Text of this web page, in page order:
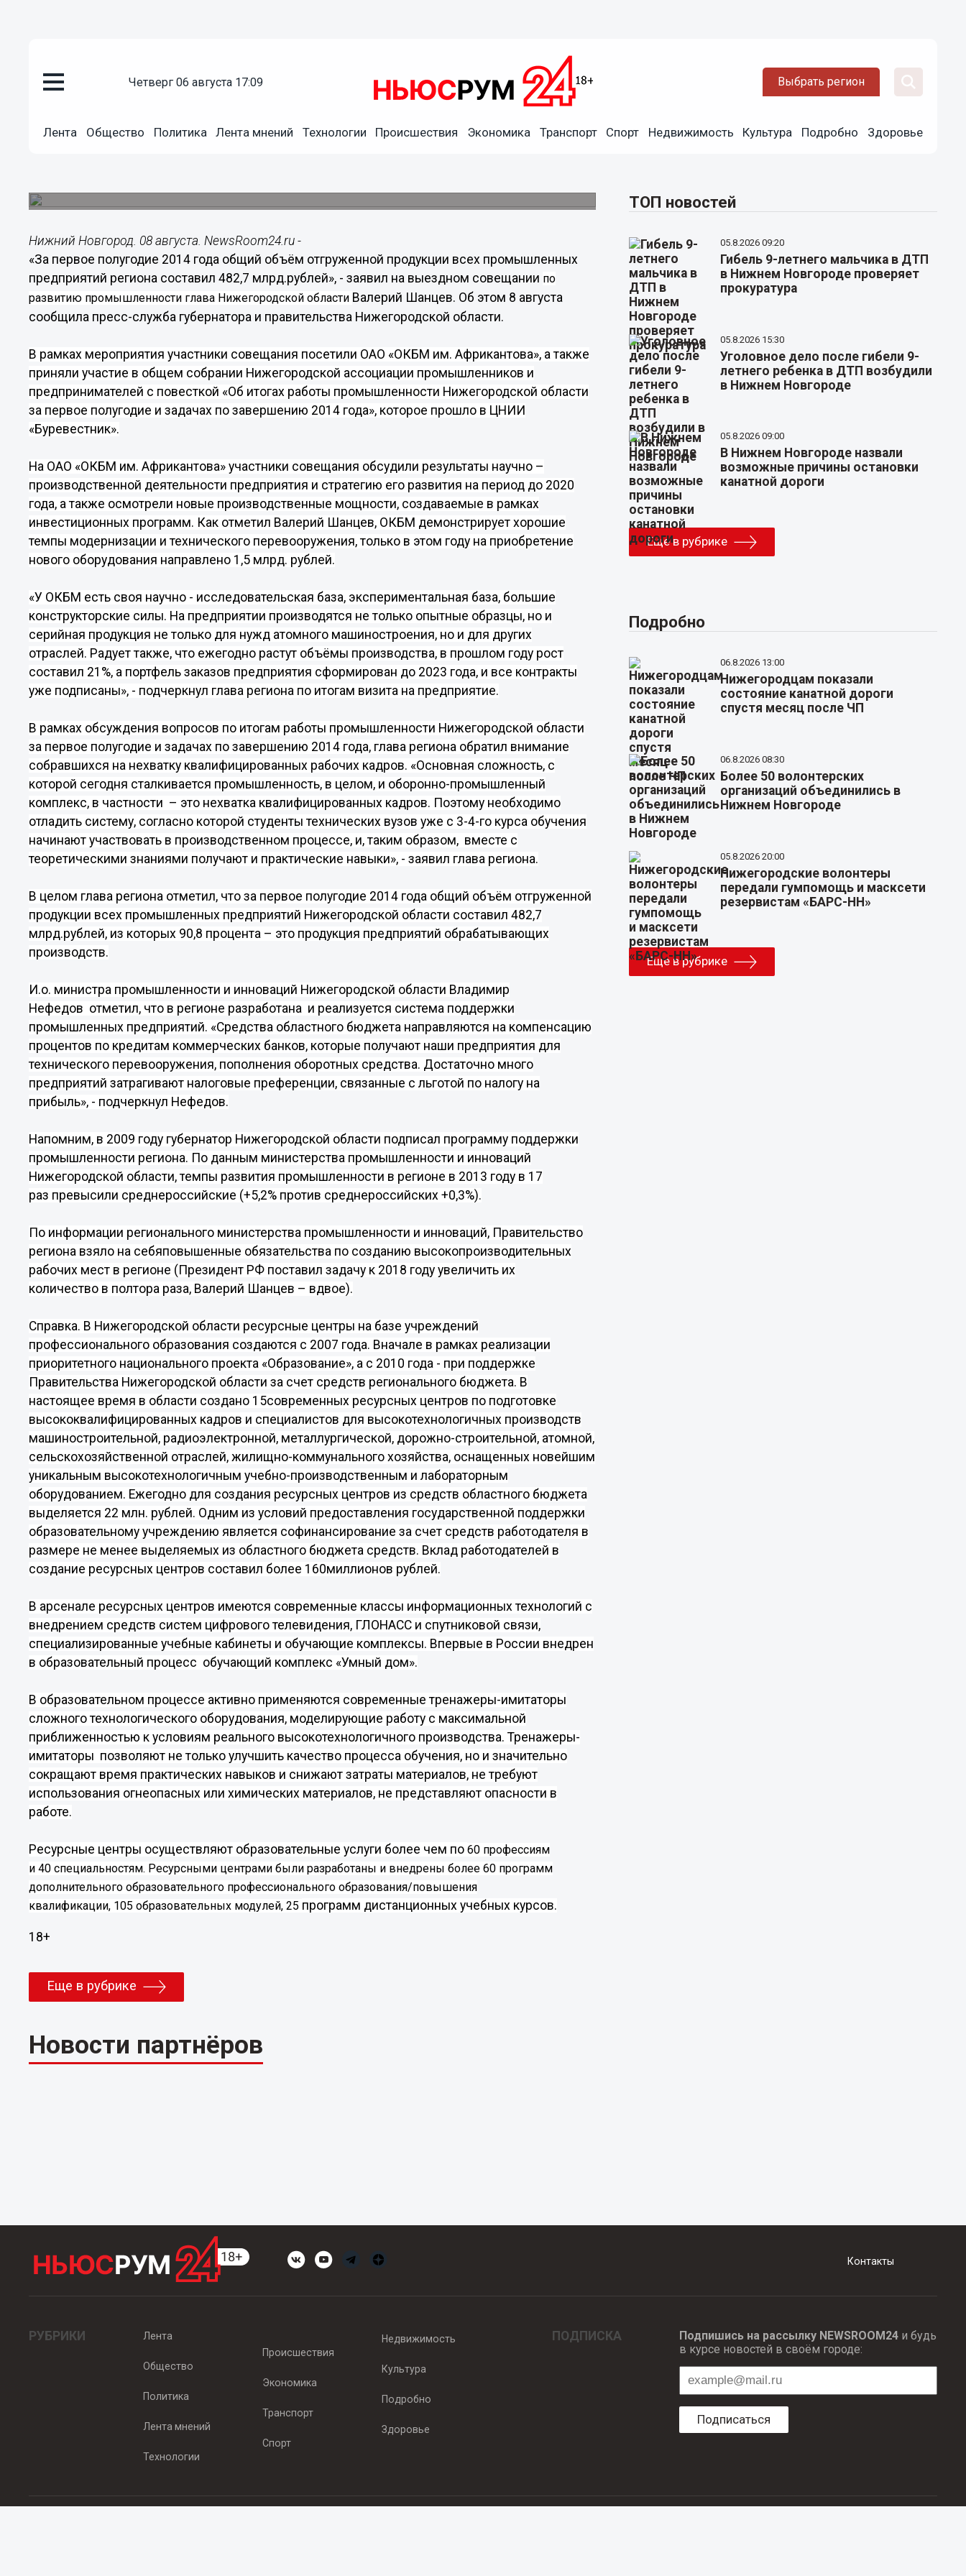
четверг 06 августа 17:09 Выбрать регион
Лента Общество Политика Лента мнений Технологии Происшествия Экономика Транспорт Спорт Недвижимость Культура Подробно Здоровье
08.08.2014 16:52
За первое полугодие общий объём отгруженной продукции
промышленных предприятий региона составил 482,7
Нижний Новгород. 08 августа. NewsRoom24.ru -
«За первое полугодие 2014 года общий объём отгруженной продукции всех промышленных
предприятий региона составил 482,7 млрд.рублей», - заявил на выездном совещании по
развитию промышленности глава Нижегородской области Валерий Шанцев. Об этом 8 августа
сообщила пресс-служба губернатора и правительства Нижегородской области.
В рамках мероприятия участники совещания посетили ОАО «ОКБМ им. Африкантова», а также
приняли участие в общем собрании Нижегородской ассоциации промышленников и
предпринимателей с повесткой «Об итогах работы промышленности Нижегородской области
за первое полугодие и задачах по завершению 2014 года», которое прошло в ЦНИИ
«Буревестник».
На ОАО «ОКБМ им. Африкантова» участники совещания обсудили результаты научно –
производственной деятельности предприятия и стратегию его развития на период до 2020
года, а также осмотрели новые производственные мощности, создаваемые в рамках
инвестиционных программ. Как отметил Валерий Шанцев, ОКБМ демонстрирует хорошие
темпы модернизации и технического перевооружения, только в этом году на приобретение
нового оборудования направлено 1,5 млрд. рублей.
«У ОКБМ есть своя научно - исследовательская база, экспериментальная база, большие
конструкторские силы. На предприятии производятся не только опытные образцы, но и
серийная продукция не только для нужд атомного машиностроения, но и для других
отраслей. Радует также, что ежегодно растут объёмы производства, в прошлом году рост
составил 21%, а портфель заказов предприятия сформирован до 2023 года, и все контракты
уже подписаны», - подчеркнул глава региона по итогам визита на предприятие.
В рамках обсуждения вопросов по итогам работы промышленности Нижегородской области
за первое полугодие и задачах по завершению 2014 года, глава региона обратил внимание
собравшихся на нехватку квалифицированных рабочих кадров. «Основная сложность, с
которой сегодня сталкивается промышленность, в целом, и оборонно-промышленный
комплекс, в частности – это нехватка квалифицированных кадров. Поэтому необходимо
отладить систему, согласно которой студенты технических вузов уже с 3-4-го курса обучения
начинают участвовать в производственном процессе, и, таким образом, вместе с
теоретическими знаниями получают и практические навыки», - заявил глава региона.
В целом глава региона отметил, что за первое полугодие 2014 года общий объём отгруженной
продукции всех промышленных предприятий Нижегородской области составил 482,7
млрд.рублей, из которых 90,8 процента – это продукция предприятий обрабатывающих
производств.
И.о. министра промышленности и инноваций Нижегородской области Владимир
Нефедов отметил, что в регионе разработана и реализуется система поддержки
промышленных предприятий. «Средства областного бюджета направляются на компенсацию
процентов по кредитам коммерческих банков, которые получают наши предприятия для
технического перевооружения, пополнения оборотных средства. Достаточно много
предприятий затрагивают налоговые преференции, связанные с льготой по налогу на
прибыль», - подчеркнул Нефедов.
Напомним, в 2009 году губернатор Нижегородской области подписал программу поддержки
промышленности региона. По данным министерства промышленности и инноваций
Нижегородской области, темпы развития промышленности в регионе в 2013 году в 17
раз превысили среднероссийские (+5,2% против среднероссийских +0,3%).
По информации регионального министерства промышленности и инноваций, Правительство
региона взяло на себяповышенные обязательства по созданию высокопроизводительных
рабочих мест в регионе (Президент РФ поставил задачу к 2018 году увеличить их
количество в полтора раза, Валерий Шанцев – вдвое).
Справка. В Нижегородской области ресурсные центры на базе учреждений
профессионального образования создаются с 2007 года. Вначале в рамках реализации
приоритетного национального проекта «Образование», а с 2010 года - при поддержке
Правительства Нижегородской области за счет средств регионального бюджета. В
настоящее время в области создано 15современных ресурсных центров по подготовке
высококвалифицированных кадров и специалистов для высокотехнологичных производств
машиностроительной, радиоэлектронной, металлургической, дорожно-строительной, атомной,
сельскохозяйственной отраслей, жилищно-коммунального хозяйства, оснащенных новейшим
уникальным высокотехнологичным учебно-производственным и лабораторным
оборудованием. Ежегодно для создания ресурсных центров из средств областного бюджета
выделяется 22 млн. рублей. Одним из условий предоставления государственной поддержки
образовательному учреждению является софинансирование за счет средств работодателя в
размере не менее выделяемых из областного бюджета средств. Вклад работодателей в
создание ресурсных центров составил более 160миллионов рублей.
В арсенале ресурсных центров имеются современные классы информационных технологий с
внедрением средств систем цифрового телевидения, ГЛОНАСС и спутниковой связи,
специализированные учебные кабинеты и обучающие комплексы. Впервые в России внедрен
в образовательный процесс обучающий комплекс «Умный дом».
В образовательном процессе активно применяются современные тренажеры-имитаторы
сложного технологического оборудования, моделирующие работу с максимальной
приближенностью к условиям реального высокотехнологичного производства. Тренажеры-
имитаторы позволяют не только улучшить качество процесса обучения, но и значительно
сокращают время практических навыков и снижают затраты материалов, не требуют
использования огнеопасных или химических материалов, не представляют опасности в
работе.
Ресурсные центры осуществляют образовательные услуги более чем по 60 профессиям
и 40 специальностям. Ресурсными центрами были разработаны и внедрены более 60 программ
дополнительного образовательного профессионального образования/повышения
квалификации, 105 образовательных модулей, 25 программ дистанционных учебных курсов.
18+
Еще в рубрике
Новости партнёров
ТОП новостей
05.8.2026 09:20
Гибель 9-летнего мальчика в ДТП
в Нижнем Новгороде проверяет
прокуратура
05.8.2026 15:30
Уголовное дело после гибели 9-
летнего ребенка в ДТП возбудили
в Нижнем Новгороде
05.8.2026 09:00
В Нижнем Новгороде назвали
возможные причины остановки
канатной дороги
Еще в рубрике
Подробно
06.8.2026 13:00
Нижегородцам показали
состояние канатной дороги
спустя месяц после ЧП
06.8.2026 08:30
Более 50 волонтерских
организаций объединились в
Нижнем Новгороде
05.8.2026 20:00
Нижегородские волонтеры
передали гумпомощь и масксети
резервистам «БАРС-НН»
Еще в рубрике
Контакты
РУБРИКИ Лента
Общество
Политика
Лента мнений
Технологии
Происшествия
Экономика
Транспорт
Спорт
Недвижимость
Культура
Подробно
Здоровье
ПОДПИСКА Подпишись на рассылку NEWSROOM24и будь
в курсе новостей в своём городе:
Подписаться